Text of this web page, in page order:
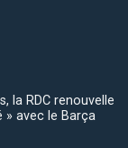
la RDC renouvelle
» avec le Barça